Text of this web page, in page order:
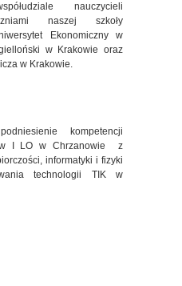
nauczycieli
naszej szkoły
Ekonomiczny w
w Krakowie oraz
w Krakowie.
kompetencji
I LO w Chrzanowie z
informatyki i fizyki
technologii TIK w